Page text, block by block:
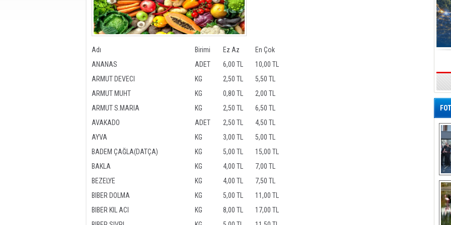
Adı Birimi Ez Az
En Çok
ANANAS
ADET 6,00 TL
10,00 TL
ARMUT DEVECI
KG 2,50 TL
5,50 TL
ARMUT MUHT
KG 0,80 TL
2,00 TL
ARMUT S.MARIA
KG 2,50 TL
6,50 TL
AVAKADO
ADET 2,50 TL
4,50 TL
AYVA
KG 3,00 TL
5,00 TL
BADEM ÇAĞLA(DATÇA)
KG 5,00 TL
15,00 TL
BAKLA
KG 4,00 TL
7,00 TL
BEZELYE
KG 4,00 TL
7,50 TL
BIBER DOLMA
KG 5,00 TL
11,00 TL
BIBER KIL ACI
KG 8,00 TL
17,00 TL